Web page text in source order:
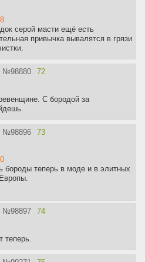
серой масти ещё есть
привычка вывалятся в грязи
№98880 72
С бородой за
№98896 73
бороды теперь в моде и в элитных
№98897 74
теперь.